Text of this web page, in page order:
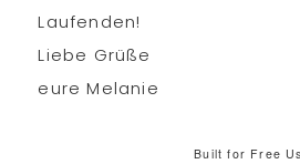
Laufenden!
Liebe Grüße
eure Melanie
Built for Free